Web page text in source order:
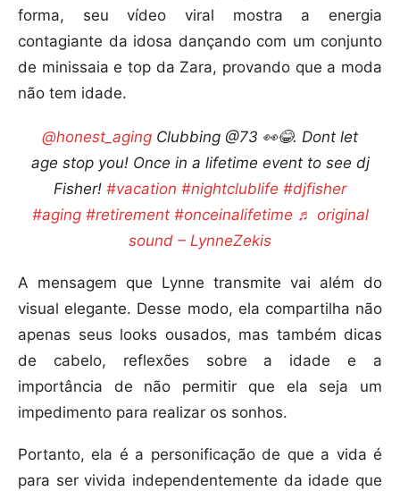
forma, seu vídeo viral mostra a energia
contagiante da idosa dançando com um conjunto
de minissaia e top da Zara, provando que a moda
não tem idade.
@honest_aging Clubbing @73 👀😂. Dont let
age stop you! Once in a lifetime event to see dj
Fisher! #vacation #nightclublife #djfisher
#aging #retirement #onceinalifetime ♬ original
sound – LynneZekis
A mensagem que Lynne transmite vai além do
visual elegante. Desse modo, ela compartilha não
apenas seus looks ousados, mas também dicas
de cabelo, reflexões sobre a idade e a
importância de não permitir que ela seja um
impedimento para realizar os sonhos.
Portanto, ela é a personificação de que a vida é
para ser vivida independentemente da idade que